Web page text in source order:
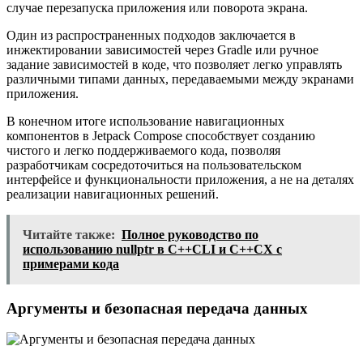
случае перезапуска приложения или поворота экрана.
Один из распространенных подходов заключается в
инжектировании зависимостей через Gradle или ручное
задание зависимостей в коде, что позволяет легко управлять
различными типами данных, передаваемыми между экранами
приложения.
В конечном итоге использование навигационных
компонентов в Jetpack Compose способствует созданию
чистого и легко поддерживаемого кода, позволяя
разработчикам сосредоточиться на пользовательском
интерфейсе и функциональности приложения, а не на деталях
реализации навигационных решений.
Читайте также: Полное руководство по
использованию nullptr в C++CLI и C++CX с
примерами кода
Аргументы и безопасная передача данных